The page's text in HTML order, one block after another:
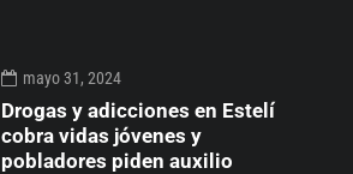
mayo 31, 2024
Drogas y adicciones en Estelí
cobra vidas jóvenes y
pobladores piden auxilio